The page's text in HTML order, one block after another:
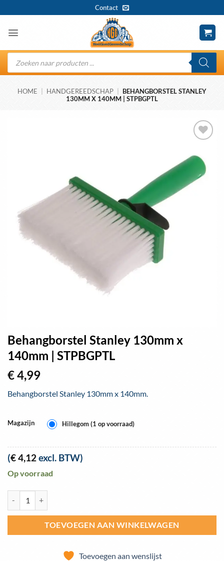
naar
inhoud
Contact
Producten
zoeken
HOME HANDGEREEDSCHAP
BEHANGBORSTEL STANLEY
130MM X 140MM | STPBGPTL
aan
wenslijst
Behangborstel Stanley 130mm x
140mm | STPBGPTL
€4,99
Behangborstel Stanley 130mm x 140mm.
Magazijn Hillegom (1 op voorraad)
(€4,12 excl. BTW)
Op voorraad
TOEVOEGEN AAN WINKELWAGEN
Toevoegen aan wenslijst